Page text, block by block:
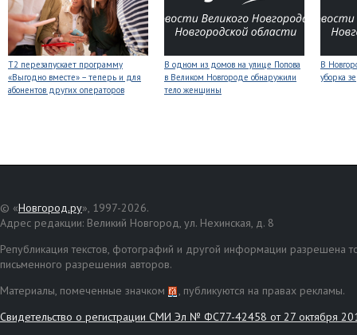
Т2 перезапускает программу
«Выгодно вместе» – теперь и для
абонентов других операторов
В одном из домов на улице Попова
в Великом Новгороде обнаружили
тело женщины
В
уборка
© «Новгород.ру», 1997-2026.
Адрес редакции: Великий Новгород, ул. Нехинская, д. 8
Републикация текстов, фотографий и другой информации разрешена
письменного разрешения авторов.
Материалы, помеченные значком
, публикуются на правах рекламы.
Свидетельство о регистрации СМИ Эл № ФС77-42458 от 27 октября